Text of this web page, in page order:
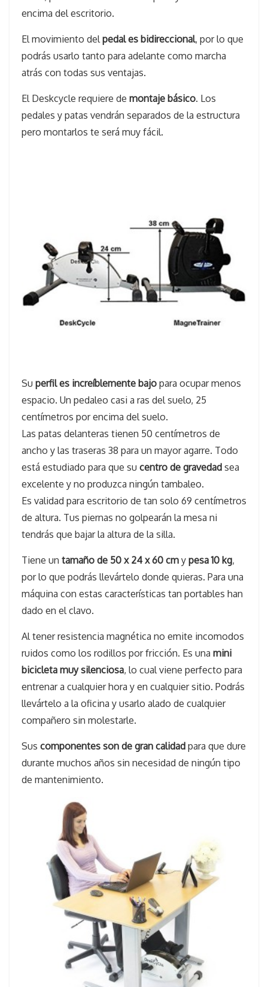
encima del escritorio.
El movimiento delpedal es bidireccional, por lo que
podrás usarlo tanto para adelante como marcha
atrás con todas sus ventajas.
El Deskcycle requiere de montaje básico. Los
pedales y patas vendrán separados de la estructura
pero montarlos te será muy fácil.
Su perfil es increíblemente bajo para ocupar menos
espacio. Un pedaleo casi a ras del suelo, 25
centímetros por encima del suelo.
Las patas delanteras tienen 50 centímetros de
ancho y las traseras 38 para un mayor agarre. Todo
está estudiado para que su centro de gravedad sea
excelente y no produzca ningún tambaleo.
Es validad para escritorio de tan solo 69 centímetros
de altura. Tus piernas no golpearán la mesa ni
tendrás que bajar la altura de la silla.
Tiene un tamaño de 50 x 24 x 60 cm y pesa 10 kg,
por lo que podrás llevártelo donde quieras. Para una
máquina con estas características tan portables han
dado en el clavo.
Al tener resistencia magnética no emite incomodos
ruidos como los rodillos por fricción. Es una mini
bicicleta muy silenciosa, lo cual viene perfecto para
entrenar a cualquier hora y en cualquier sitio. Podrás
llevártelo a la oficina y usarlo alado de cualquier
compañero sin molestarle.
Sus componentes son de gran calidad para que dure
durante muchos años sin necesidad de ningún tipo
de mantenimiento.